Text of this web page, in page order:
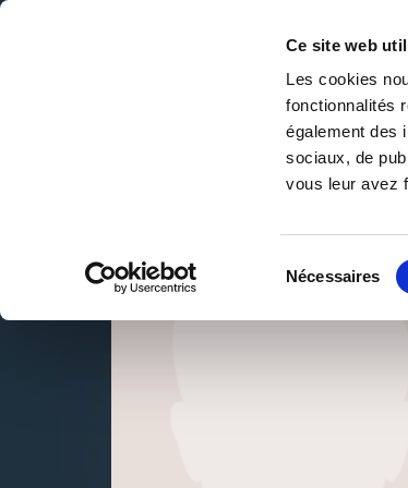
Ce site web
Les cookies
fonctionnalités
également des
sociaux, de
vous leur avez
Nécessaires
DE LA PAGE BLANCHE... AU BEST SELLER